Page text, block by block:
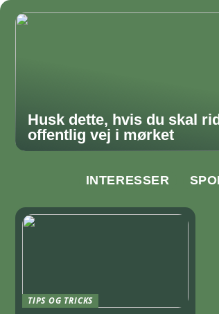
Husk dette, hvis du skal
offentlig vej i mørket
INTERESSER
TIPS OG TRICKS